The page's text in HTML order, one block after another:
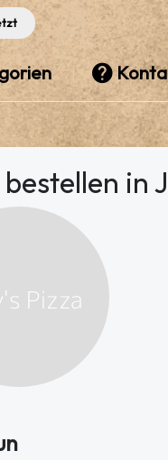
in